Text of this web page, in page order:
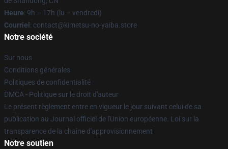
Heure: 9h – 17h (lu – vendredi)
Courriel : contact@kimetsu-no-yaiba.store
Notre société
Sur nous
Conditions générales
Politiques de confidentialité
DMCA - Politique sur le droit d'auteur
Le présent règlement entre en vigueur le jour suivant celui de sa
publication au Journal officiel de l'Union européenne. Loi sur la
transparence de la chaîne d'approvisionnement
Notre soutien